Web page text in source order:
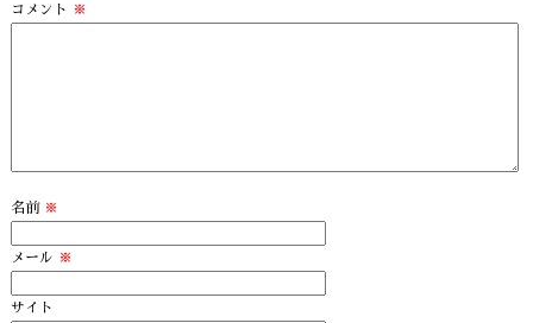
コメント
※
名前 ※
メール ※
サイト